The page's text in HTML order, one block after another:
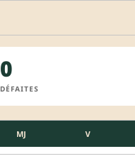
0
DÉFAITES
MJ V